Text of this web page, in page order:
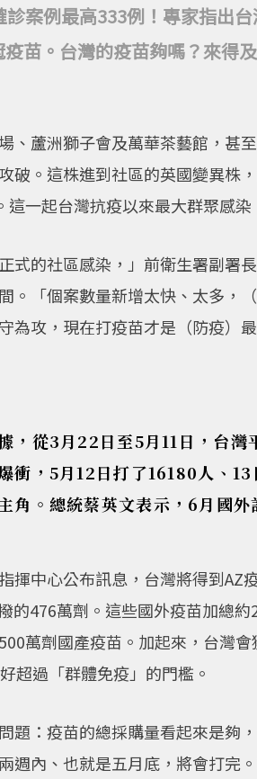
案例最高333例！專家指出
苗。台灣的疫苗夠嗎？來得
、蘆洲獅子會及萬華茶藝館，甚
破。這株進到社區的英國變異株
一起台灣抗疫以來最大群聚感
式的社區感染，」前衛生署副
。「個案數量新增太快、太多，
為攻，現在打疫苗才是（防疫）
，從3月22日至5月11日，台
衝，5月12日打了16180人、
角。總統蔡英文表示，6月國
揮中心公布訊息，台灣將得到
的476萬劑。這些國外疫苗加總
萬劑國產疫苗。加起來，台灣
超過「群體免疫」的門檻。
題：疫苗的總採購量看起來是夠
週內、也就是五月底，將會打完